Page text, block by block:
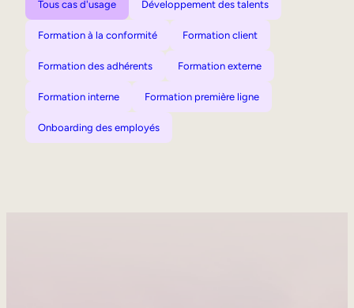
Tous cas d'usage Développement des talents
Formation à la conformité Formation client
Formation des adhérents Formation externe
Formation interne Formation première ligne
Onboarding des employés